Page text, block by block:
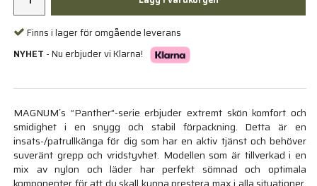
Finns i lager för omgående leverans
NYHET - Nu erbjuder vi Klarna!
MAGNUM´s ”Panther”-serie erbjuder extremt skön komfort och
smidighet i en snygg och stabil förpackning. Detta är en
insats-/patrullkänga för dig som har en aktiv tjänst och behöver
suveränt grepp och vridstyvhet. Modellen som är tillverkad i en
mix av nylon och läder har perfekt sömnad och optimala